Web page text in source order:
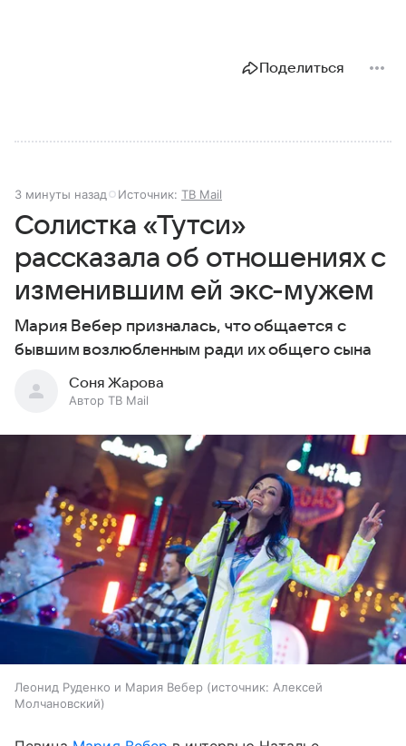
Поделиться
3 минуты назад Источник: ТВ Mail
Солистка «Тутси»
рассказала об отношениях с
изменившим ей экс-мужем
Мария Вебер призналась, что общается с
бывшим возлюбленным ради их общего сына
Соня Жарова
Автор ТВ Mail
Леонид Руденко и Мария Вебер источник: Алексей
Молчановский